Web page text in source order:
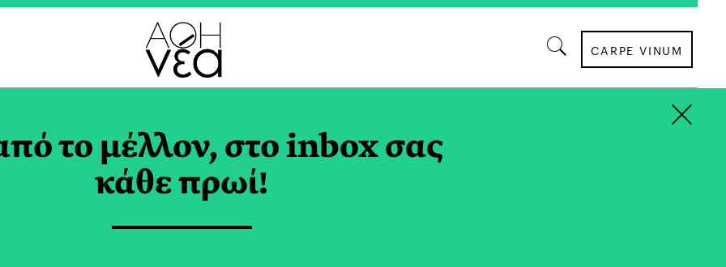
CARPE VINUM
ΚΟΙΝΟΤΗΤΑ TAG
το μέλλον, στο inbox σας
κάθε πρωί!
×